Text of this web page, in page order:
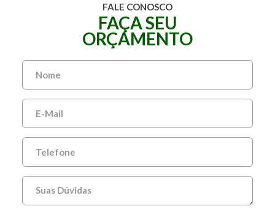
FALE CONOSCO
FAÇA SEU
ORÇAMENTO